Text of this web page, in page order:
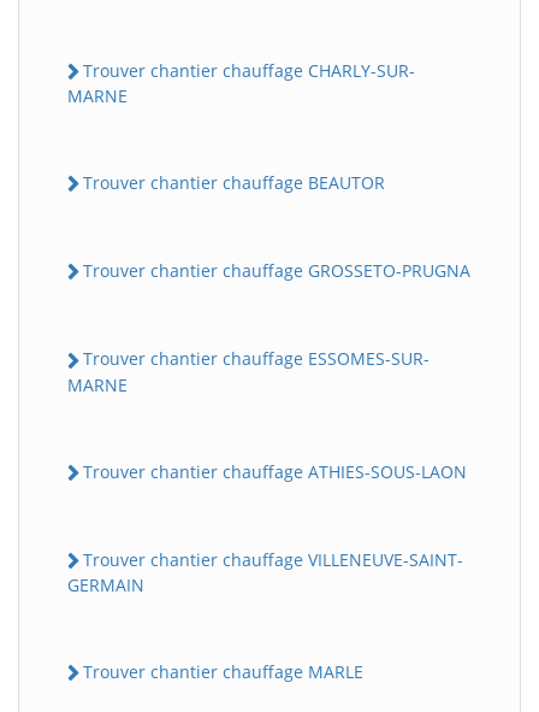
Trouver chantier chauffage CHARLY-SUR-
MARNE
Trouver chantier chauffage BEAUTOR
Trouver chantier chauffage GROSSETO-PRUGNA
Trouver chantier chauffage ESSOMES-SUR-
MARNE
Trouver chantier chauffage ATHIES-SOUS-LAON
Trouver chantier chauffage VILLENEUVE-SAINT-
GERMAIN
Trouver chantier chauffage MARLE